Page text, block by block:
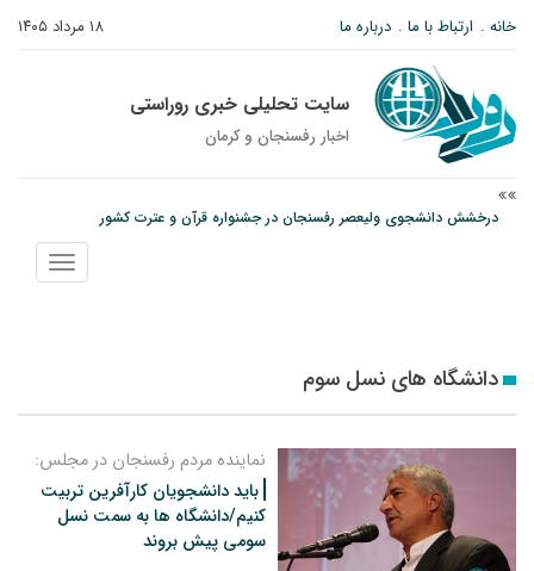
۱۸ مرداد ۱۴۰۵ خانه ارتباط با ما درباره ما
سایت تحلیلی خبری روراستی
اخبار رفسنجان و كرمان
درخشش دانشجوی ولیعصر رفسنجان در جشنواره قرآن و عترت کشور
پیش‌بینی هواشناسی برای استان کرمان؛ از وزش باد و گردوخاک تا رگبار و رعدوبرق
نمایش
منو
دانشگاه های نسل سوم
نماینده مردم رفسنجان در مجلس:
باید دانشجویان کارآفرین تربیت
کنیم/دانشگاه ها به سمت نسل
سومی پیش بروند